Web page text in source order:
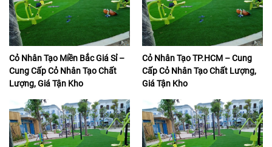
Cỏ Nhân Tạo Miền Bắc Giá Sỉ –
Cung Cấp Cỏ Nhân Tạo Chất
Lượng, Giá Tận Kho
Cỏ Nhân Tạo TP.HCM – Cung
Cấp Cỏ Nhân Tạo Chất Lượng,
Giá Tận Kho